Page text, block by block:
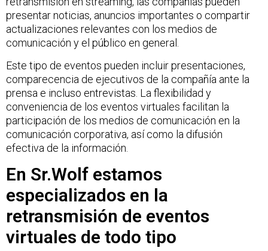
presentar noticias, anuncios importantes o compartir
actualizaciones relevantes con los medios de
comunicación y el público en general.
Este tipo de eventos pueden incluir presentaciones,
comparecencia de ejecutivos de la compañía ante la
prensa e incluso entrevistas. La flexibilidad y
conveniencia de los eventos virtuales facilitan la
participación de los medios de comunicación en la
comunicación corporativa, así como la difusión
efectiva de la información.
En Sr.Wolf estamos
especializados en la
retransmisión de eventos
virtuales de todo tipo